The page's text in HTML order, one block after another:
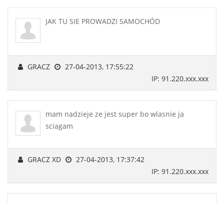
JAK TU SIE PROWADZI SAMOCHÓD
GRACZ
27-04-2013, 17:55:22
IP: 91.220.xxx.xxx
mam nadzieje ze jest super bo wlasnie ja
sciagam
GRACZ XD
27-04-2013, 17:37:42
IP: 91.220.xxx.xxx